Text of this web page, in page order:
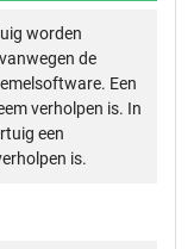
worden
de
Een
verholpen is. In
een
is.